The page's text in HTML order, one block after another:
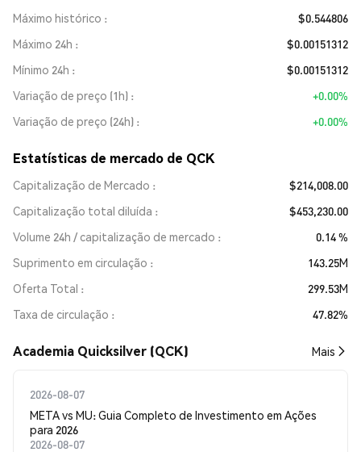
Máximo histórico
$0.544806
Máximo 24h
$0.00151312
Mínimo 24h
$0.00151312
Variação de preço (1h)
+0.00%
Variação de preço (24h)
+0.00%
Estatísticas de mercado de QCK
Capitalização de Mercado
$214,008.00
Capitalização total diluída
$453,230.00
Volume 24h / capitalização de mercado
0.14 %
Suprimento em circulação
143.25M
Oferta Total
299.53M
Taxa de circulação
47.82%
Academia Quicksilver (QCK) Mais
2026-08-07
META vs MU: Guia Completo de Investimento em Ações
para 2026
2026-08-07